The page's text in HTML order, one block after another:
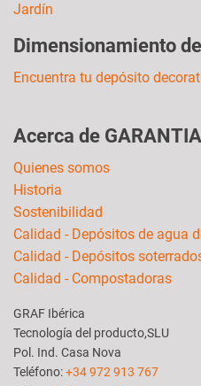
Jardín
Dimensionamiento
Encuentra tu depósito
Acerca de GARANTIA
Quienes somos
Historia
Sostenibilidad
Calidad - Depósitos de agua
Calidad - Depósitos
Calidad - Compostadoras
GRAF Ibérica
Tecnología del producto,SLU
Pol. Ind. Casa Nova
Teléfono:+34 972 913 767